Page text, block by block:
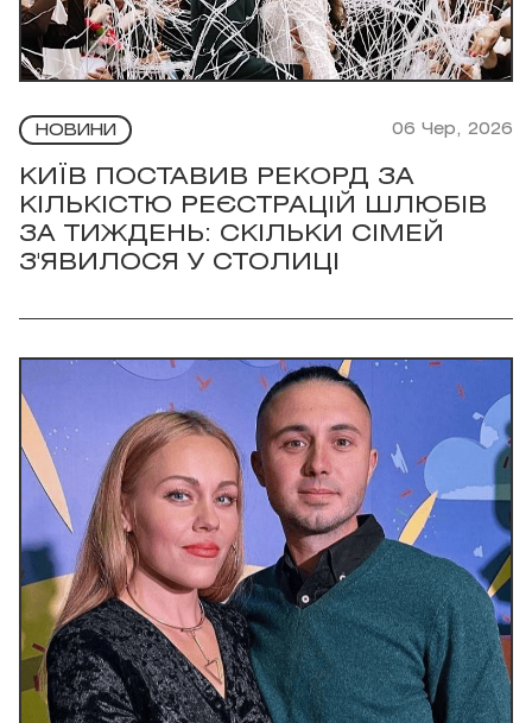
НОВИНИ 06 Чер, 2026
КИЇВ ПОСТАВИВ РЕКОРД ЗА
КІЛЬКІСТЮ РЕЄСТРАЦІЙ ШЛЮБІВ
ЗА ТИЖДЕНЬ: СКІЛЬКИ СІМЕЙ
З'ЯВИЛОСЯ У СТОЛИЦІ